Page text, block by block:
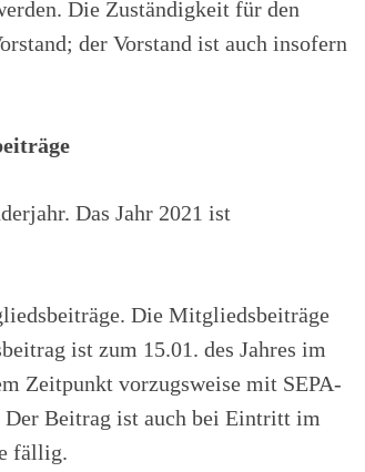
Die Zuständigkeit für den
der Vorstand ist auch insofern
Das Jahr 2021 ist
Die Mitgliedsbeiträge
ist zum 15.01. des Jahres im
Zeitpunkt vorzugsweise mit SEPA-
Der Beitrag ist auch bei Eintritt im
fällig.